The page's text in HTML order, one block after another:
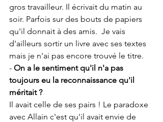
gros travailleur. Il écrivait du matin au
soir. Parfois sur des bouts de papiers
qu'il donnait à des amis.  Je vais
d'ailleurs sortir un livre avec ses textes
mais je n'ai pas encore trouvé le titre.
- On a le sentiment qu'il n'a pas
toujours eu la reconnaissance qu'il
méritait ?
Il avait celle de ses pairs ! Le paradoxe
avec Allain c'est qu'il avait envie de